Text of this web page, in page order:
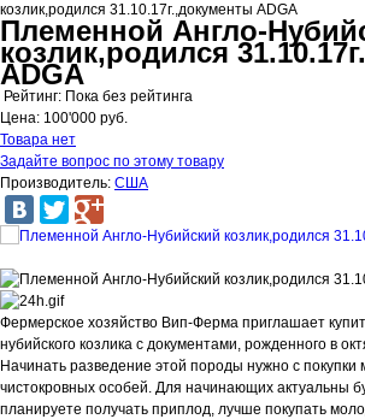
козлик,родился 31.10.17г.,документы ADGA
Племенной Англо-
козлик,родился
ADGA
Рейтинг: Пока без рейтинга
Цена: 100'000 руб.
Товара нет
Задайте вопрос по этому товару
Производитель: США
Фермерское хозяйство Вип-Ферма приглашает
нубийского козлика с документами, рожденного в
Начинать разведение этой породы нужно с покупки
чистокровных особей. Для начинающих актуальны
планируете получать приплод, лучше покупать